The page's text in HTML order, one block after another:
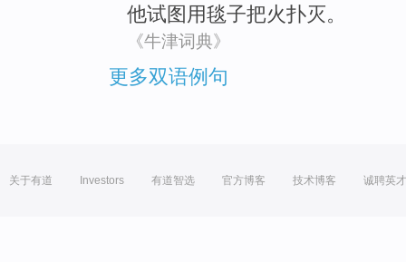
他试图 用毯子把火扑灭。
《牛津词典》
更多双语例句
关于有道 Investors 有道智选 官方博客 技术博客 诚聘英才